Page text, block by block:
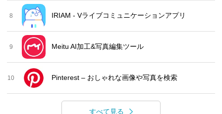
8 IRIAM - Vライブコミュニケーションアプリ
9 Meitu AI加工&写真編集ツール
10 Pinterest – おしゃれな画像や写真を検索
すべて見る